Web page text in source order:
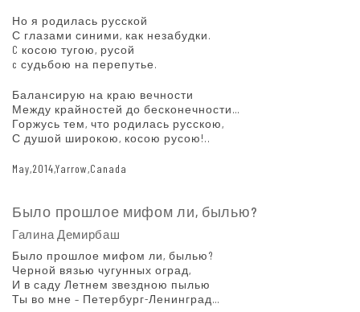
Но я родилась русской
С глазами синими, как незабудки.
C косою тугою, русой
c судьбою на перепутье.
Балансирую на краю вечности
Между крайностей до бесконечности…
Горжусь тем, что родилась русскою,
С душой широкою, косою русою!..
May,2014,Yarrow,Canada
Было прошлое мифом ли, былью?
Галина Демирбаш
Было прошлое мифом ли, былью?
Черной вязью чугунных оград,
И в саду Летнем звездною пылью
Ты во мне – Петербург-Ленинград…